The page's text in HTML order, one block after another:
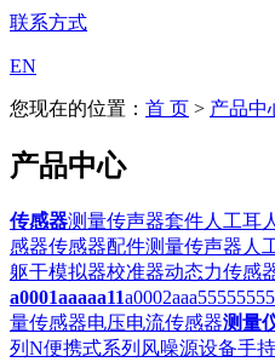
联系方式
EN
您现在的位置： 首 页 > 产品中
产品中心
传感器测量传声器套件人工耳
感器传感器配件测量传声器 人
躯干模拟器校准器动态力传感
a0001aaaaa11
量传感器电压电流传感器测量
列 N便携式系列 风噪源设备手